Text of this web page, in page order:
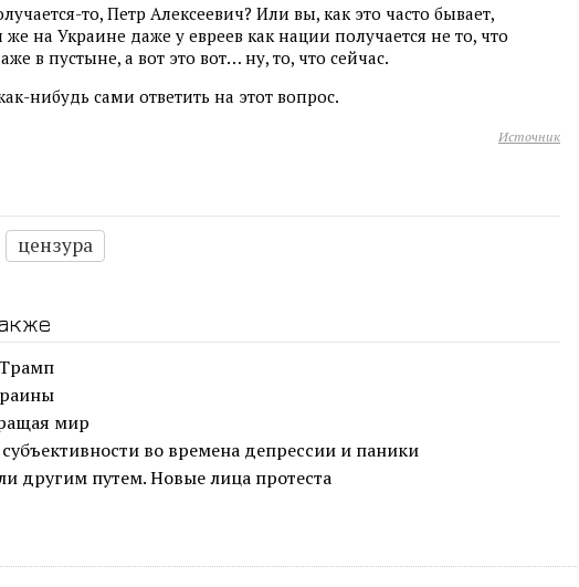
то, Петр Алексеевич? Или вы, как это часто бывает,
на Украине даже у евреев как нации получается не то, что
в пустыне, а вот это вот… ну, то, что сейчас.
нибудь сами ответить на этот вопрос.
Источник
цензура
мир
во времена депрессии и паники
другим путем. Новые лица протеста